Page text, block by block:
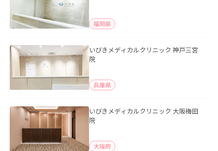
福岡県
いびきメディカルクリニック 神戸三宮
院
兵庫県
いびきメディカルクリニック 大阪梅田
院
大阪府